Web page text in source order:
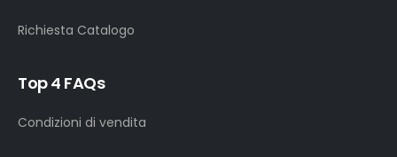
Richiesta Catalogo
Top 4 FAQs
Condizioni di vendita